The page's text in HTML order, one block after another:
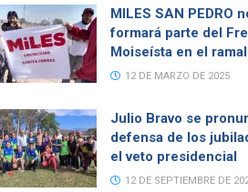
MILES SAN PEDRO
formará parte del
Moiseísta en el
12 DE MARZO DE 2025
Julio Bravo se
defensa de los
el veto presidencial
12 DE SEPTIEMBRE DE